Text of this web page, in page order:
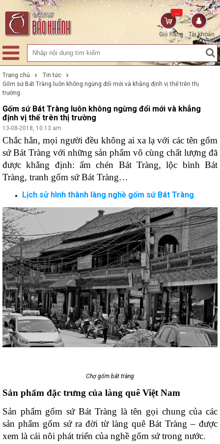
Tài khoản
Giỏ hàng
...
Trang chủ
Tin tức
Gốm sứ Bát Tràng luôn không ngừng đổi mới và khẳng định vị thế trên thị
trường
Gốm sứ Bát Tràng luôn không ngừng đổi mới và khẳng
định vị thế trên thị trường
13-08-2018, 10:13 am
Chắc hẳn, mọi người đều không ai xa lạ với các tên gốm
sứ Bát Tràng với những sản phẩm vô cùng chất lượng đã
được khẳng định: ấm chén Bát Tràng, lộc bình Bát
Tràng, tranh gốm sứ Bát Tràng…
Lịch sử hình thành làng nghề gốm sứ Bát Tràng
Chợ gốm bát tràng
Sản phẩm đặc trưng của làng quê Việt Nam
Sản phẩm gốm sứ Bát Tràng là tên gọi chung của các
sản phẩm gốm sứ ra đời từ làng quê Bát Tràng – được
xem là cái nôi phát triển của nghề gốm sứ trong nước.